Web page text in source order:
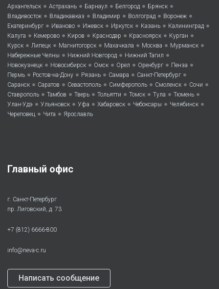
Архангельск • Астрахань • Барнаул • Белгород • Брянск •
Владивосток • Владикавказ • Владимир • Волгоград • Воронеж •
Екатеринбург • Иваново • Ижевск • Иркутск • Казань • Калининград •
Калуга • Кемерово • Киров • Краснодар • Красноярск • Курган •
Курск • Липецк • Магнитогорск • Махачкала • Москва • Мурманск •
Набережные Челны • Нижний Новгород • Нижний Тагил •
Новокузнецк • Новосибирск • Омск • Орел • Оренбург • Пенза •
Пермь • Ростов-на-Дону • Рязань • Самара • Санкт-Петербург •
Саранск • Саратов • Севастополь • Симферополь • Смоленск • Сочи •
Ставрополь • Тамбов • Тверь • Тольятти • Томск • Тула • Тюмень •
Улан-Удэ • Ульяновск • Уфа • Хабаровск • Чебоксары • Челябинск •
Череповец • Чита • Ярославль
Главный офис
г. Санкт-Петербург
пр. Лиговский, д. 73
+7 (812) 6666-800
info@neva-c.ru
Написать сообщение